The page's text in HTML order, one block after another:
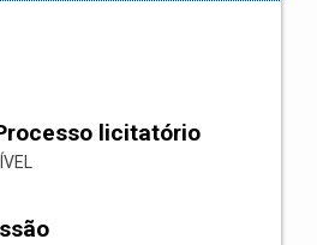
licitatório